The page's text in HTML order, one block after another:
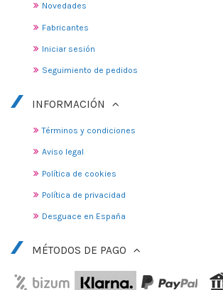
Novedades
Fabricantes
Iniciar sesión
Seguimiento de pedidos
INFORMACIÓN
Términos y condiciones
Aviso legal
Política de cookies
Política de privacidad
Desguace en España
MÉTODOS DE PAGO